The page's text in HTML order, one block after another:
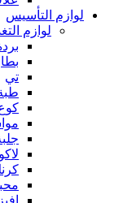
لوازم التأسيس
لوازم
تي
افيز